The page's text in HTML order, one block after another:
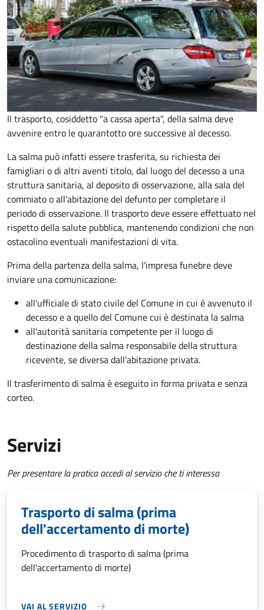
Il trasporto, cosiddetto "a cassa aperta", della salma deve
avvenire entro le quarantotto ore successive al decesso.
La salma può infatti essere trasferita, su richiesta dei
famigliari o di altri aventi titolo, dal luogo del decesso a una
struttura sanitaria, al deposito di osservazione, alla sala del
commiato o all'abitazione del defunto percompletare il
periodo di osservazione. Il trasporto deve essere effettuato nel
rispetto della salute pubblica, mantenendo condizioni che non
ostacolino eventuali manifestazioni di vita.
Prima della partenza della salma, l'impresa funebre deve
inviare una comunicazione:
all'ufficiale di stato civile del Comune in cui è avvenuto il
decesso e a quello del Comune cui è destinata la salma
all'autorità sanitaria competente per il luogo di
destinazione della salma responsabile della struttura
ricevente, se diversa dall'abitazione privata.
Il trasferimento di salma è eseguito in forma privata e senza
corteo.
Servizi
Per presentare la pratica accedi al servizio che ti interessa
Trasporto di salma (prima
dell'accertamento di morte)
Procedimento di trasporto di salma (prima
dell'accertamento di morte)
VAI AL SERVIZIO